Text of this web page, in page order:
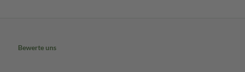
Bewerte uns